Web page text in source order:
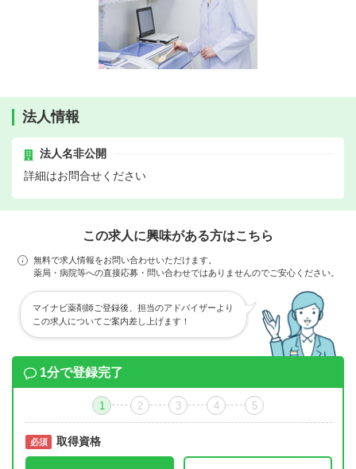
法人情報
法人名非公開
詳細はお問合せください
この求人に興味がある方はこちら
無料で求人情報をお問い合わせいただけます。
薬局・病院等への直接応募・問い合わせではありませんのでご安心ください。
マイナビ薬剤師ご登録後、担当のアドバイザーより
この求人についてご案内差し上げます！
1分で登録完了
1 2 3 4 5
必須 取得資格